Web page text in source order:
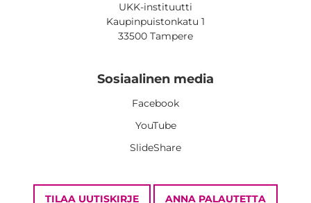
UKK-instituutti
Kaupinpuistonkatu 1
33500 Tampere
Sosiaalinen media
Facebook
YouTube
SlideShare
TILAA UUTISKIRJE ANNA PALAUTETTA